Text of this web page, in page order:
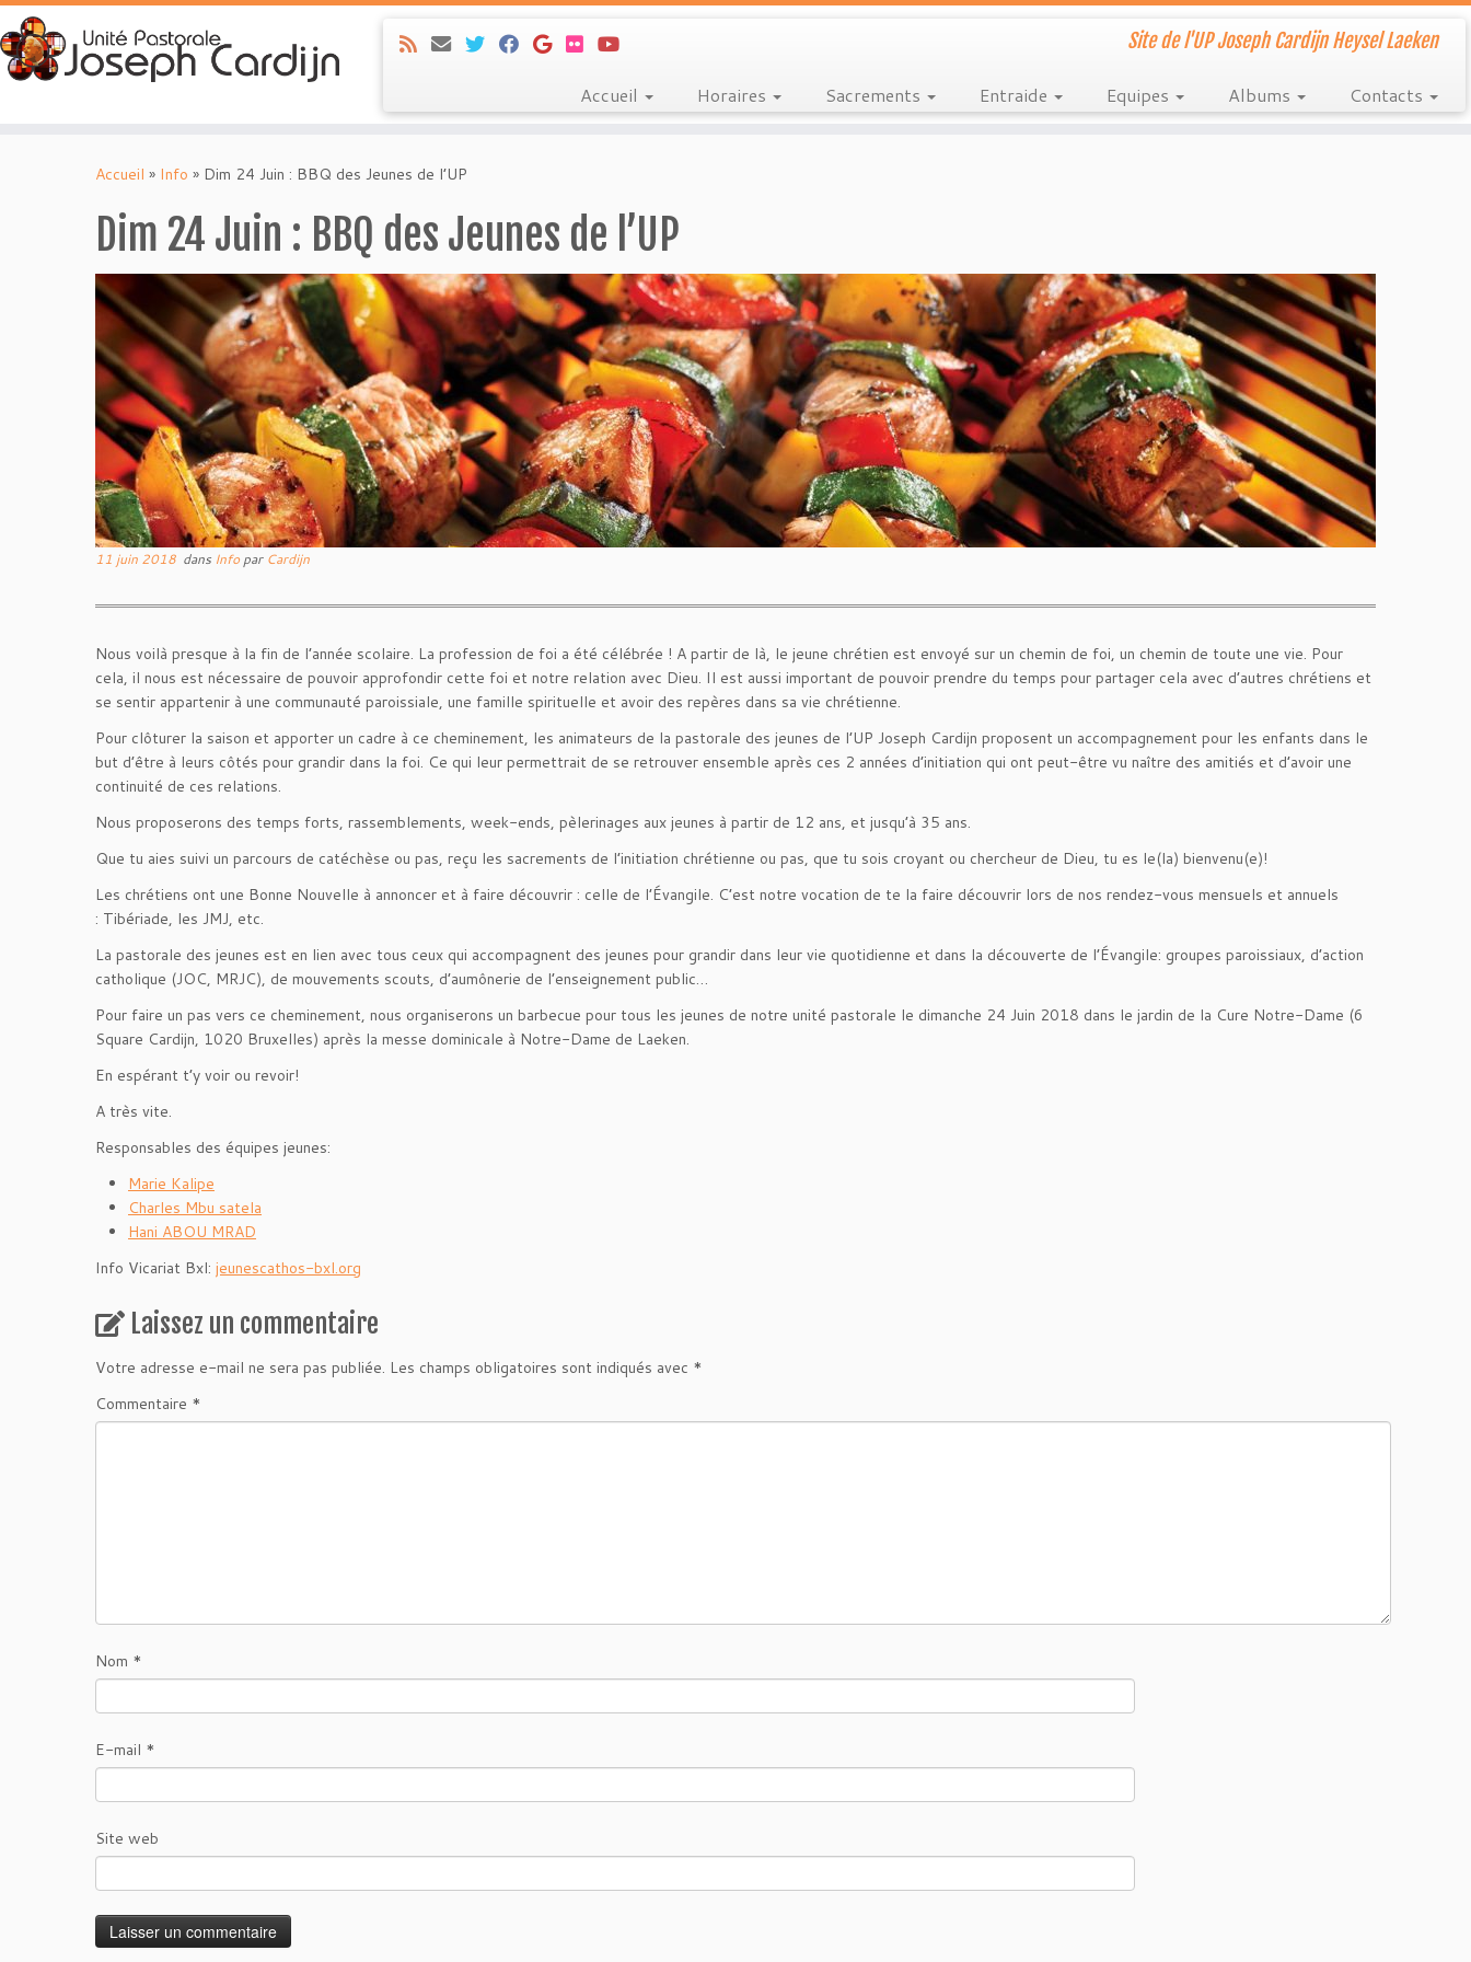
Site de l'UP Joseph Cardijn Heysel Laeken
Accueil Horaires Sacrements Entraide Equipes Albums Contacts
Accueil » Info » Dim 24 Juin : BBQ des Jeunes de l’UP
Dim 24 Juin : BBQ des Jeunes de l’UP
11 juin 2018 dans Info par Cardijn
Nous voilà presque à la fin de l’année scolaire. La profession de foi a été célébrée ! A partir de là, le jeune chrétien est envoyé sur un chemin de foi, un chemin de toute une vie. Pour
cela, il nous est nécessaire de pouvoir approfondir cette foi et notre relation avec Dieu. Il est aussi important de pouvoir prendre du temps pour partager cela avec d’autres chrétiens et
se sentir appartenir à une communauté paroissiale, une famille spirituelle et avoir des repères dans sa vie chrétienne.
Pour clôturer la saison et apporter un cadre à ce cheminement, les animateurs de la pastorale des jeunes de l’UP Joseph Cardijn proposent un accompagnement pour les enfants dans le
but d’être à leurs côtés pour grandir dans la foi. Ce qui leur permettrait de se retrouver ensemble après ces 2 années d’initiation qui ont peut-être vu naître des amitiés et d’avoir une
continuité de ces relations.
Nous proposerons des temps forts, rassemblements, week-ends, pèlerinages aux jeunes à partir de 12 ans, et jusqu’à 35 ans.
Que tu aies suivi un parcours de catéchèse ou pas, reçu les sacrements de l’initiation chrétienne ou pas, que tu sois croyant ou chercheur de Dieu, tu es le(la) bienvenu(e)!
Les chrétiens ont une Bonne Nouvelle à annoncer et à faire découvrir : celle de l’Évangile. C’est notre vocation de te la faire découvrir lors de nos rendez-vous mensuels et annuels
: Tibériade, les JMJ, etc.
La pastorale des jeunes est en lien avec tous ceux qui accompagnent des jeunes pour grandir dans leur vie quotidienne et dans la découverte de l’Évangile: groupes paroissiaux, d’action
catholique (JOC, MRJC), de mouvements scouts, d’aumônerie de l’enseignement public…
Pour faire un pas vers ce cheminement, nous organiserons un barbecue pour tous les jeunes de notre unité pastorale le dimanche 24 Juin 2018 dans le jardin de la Cure Notre-Dame (6
Square Cardijn, 1020 Bruxelles) après la messe dominicale à Notre-Dame de Laeken.
En espérant t’y voir ou revoir!
A très vite.
Responsables des équipes jeunes:
Marie Kalipe
Charles Mbu satela
Hani ABOU MRAD
Info Vicariat Bxl: jeunescathos-bxl.org
Laissez un commentaire
Votre adresse e-mail ne sera pas publiée. Les champs obligatoires sont indiqués avec *
Commentaire *
Nom *
E-mail *
Site web